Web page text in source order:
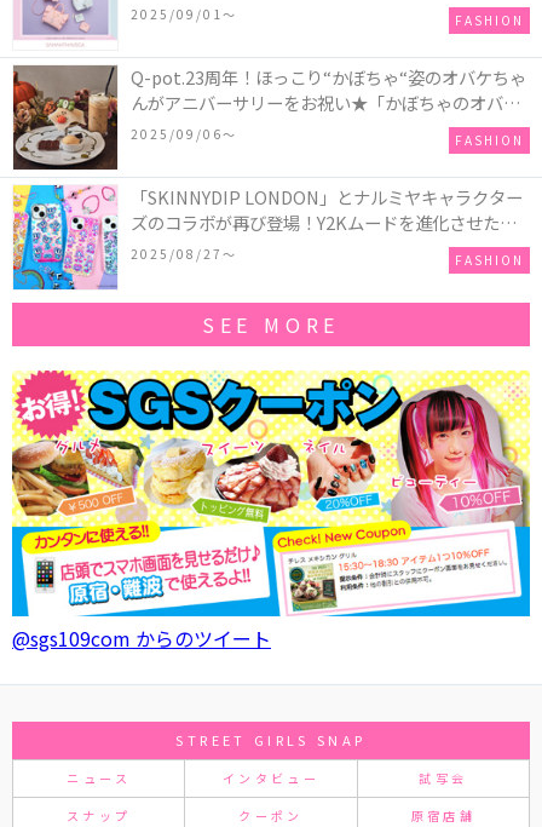
ツインスターズ』50周年アニバーサリーイヤー』を
2025/09/01〜 FASHION
Q-pot.23周年！ほっこり“かぼちゃ“姿のオバケちゃ
んがアニバーサリーをお祝い★「かぼちゃのオバケ
ーキアクセサリー」が新発売！Q-pot CAFE.では
「かぼちゃのオバケーキプレート」も登場
2025/09/06〜 FASHION
「SKINNYDIP LONDON」とナルミヤキャラクター
ズのコラボが再び登場！Y2Kムードを進化させた新
作コレクションを発売♪
2025/08/27〜 FASHION
SEE MORE
@sgs109com からのツイート
STREET GIRLS SNAP
ニュース インタビュー 試写会
スナップ クーポン 原宿店舗